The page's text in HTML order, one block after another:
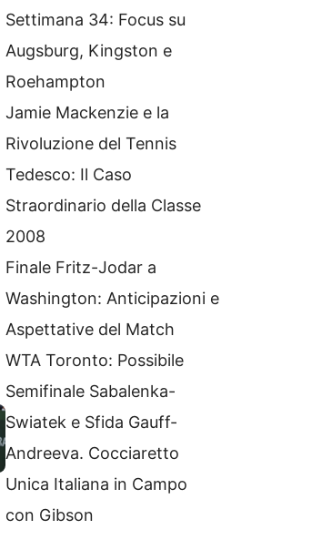
Settimana 34: Focus su
Augsburg, Kingston e
Roehampton
Jamie Mackenzie e la
Rivoluzione del Tennis
Tedesco: Il Caso
Straordinario della Classe
2008
Finale Fritz-Jodar a
Washington: Anticipazioni e
Aspettative del Match
WTA Toronto: Possibile
Semifinale Sabalenka-
Swiatek e Sfida Gauff-
Andreeva. Cocciaretto
Unica Italiana in Campo
con Gibson